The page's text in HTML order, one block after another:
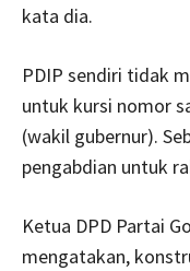
kata dia.
PDIP sendiri tidak
untuk kursi nomor
(wakil gubernur).
pengabdian untuk
Ketua DPD Partai
mengatakan,